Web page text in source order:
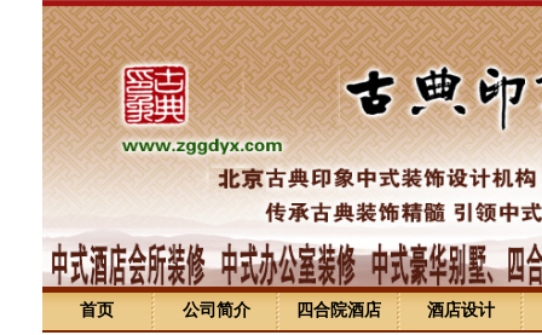
首页 公司简介 四合院酒店 酒店设计